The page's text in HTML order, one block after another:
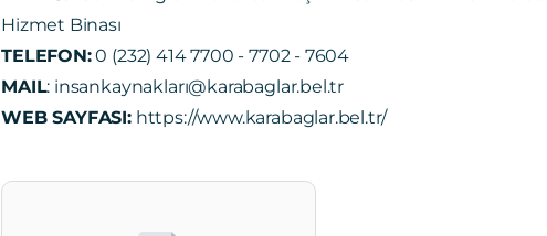
Hizmet Binası
TELEFON:0 (232) 414 7700 - 7702 - 7604
MAIL: insankaynakları@karabaglar.bel.tr
WEB SAYFASI:https://www.karabaglar.bel.tr/